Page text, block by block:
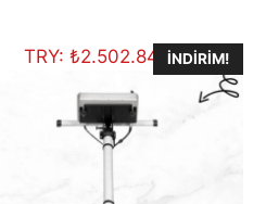
TRY: ₺2.502.847,20İNDIRIM!